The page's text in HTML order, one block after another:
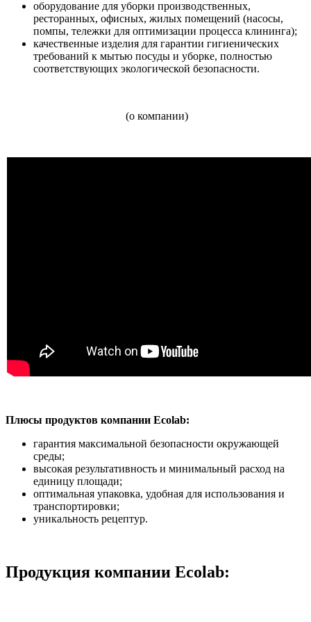
оборудование для уборки производственных,
ресторанных, офисных, жилых помещений (насосы,
помпы, тележки для оптимизации процесса клининга);
качественные изделия для гарантии гигиенических
требований к мытью посуды и уборке, полностью
соответствующих экологической безопасности.
(о компании)
Плюсы продуктов компании Ecolab:
гарантия максимальной безопасности окружающей
среды;
высокая результативность и минимальный расход на
единицу площади;
оптимальная упаковка, удобная для использования и
транспортировки;
уникальность рецептур.
Продукция компании Ecolab: